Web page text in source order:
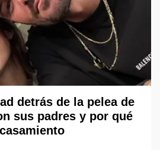
detrás de la pelea de
sus padres y por qué